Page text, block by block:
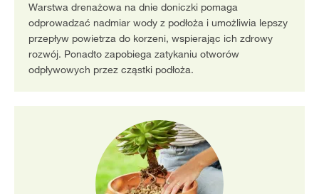
Warstwa drenażowa na dnie doniczki pomaga
odprowadzać nadmiar wody z podłoża i umożliwia lepszy
przepływ powietrza do korzeni, wspierając ich zdrowy
rozwój. Ponadto zapobiega zatykaniu otworów
odpływowych przez cząstki podłoża.